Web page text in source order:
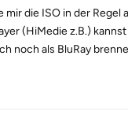
mir die ISO in der
(HiMedie z.B.)
noch als BluRay